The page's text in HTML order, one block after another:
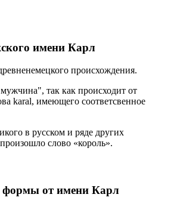
имени Карл
происхождения.
так как происходит от
karal, имеющего соответсвенное
в русском и ряде других
слово «король».
формы от имени Карл